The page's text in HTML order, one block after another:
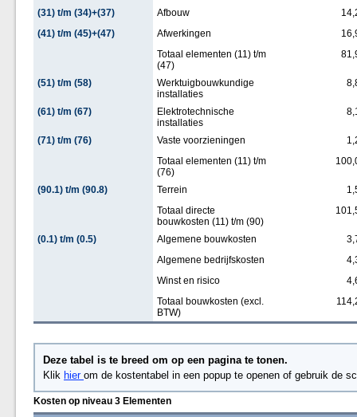
(31) t/m (34)+(37) Afbouw
(41) t/m (45)+(47)
Afwerkingen
Totaal elementen (11) t/m
(47)
(51) t/m (58)
Werktuigbouwkundige
installaties
(61) t/m (67)
Elektrotechnische
installaties
(71) t/m (76) Vaste voorzieningen
Totaal elementen (11) t/m
(76)
(90.1) t/m (90.8) Terrein
Totaal directe
bouwkosten (11) t/m (90)
(0.1) t/m (0.5) Algemene bouwkosten
Algemene bedrijfskosten
Winst en risico
Totaal bouwkosten (excl.
BTW)
Deze tabel is te breed om op een pagina te tonen.
Klik hier om de kostentabel in een popup te openen of gebruik de
Kosten op niveau 3 Elementen